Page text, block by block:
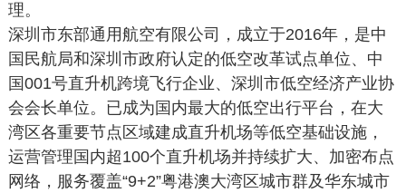
理。
深圳市东部通用航空有限公司，成立于2016年，是中
国民航局和深圳市政府认定的低空改革试点单位、中
国001号直升机跨境飞行企业、深圳市低空经济产业协
会会长单位。已成为国内最大的低空出行平台，在大
湾区各重要节点区域建成直升机场等低空基础设施，
运营管理国内超100个直升机场并持续扩大、加密布点
网络，服务覆盖“9+2”粤港澳大湾区城市群及华东城市